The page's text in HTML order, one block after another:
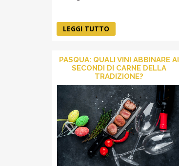
LEGGI TUTTO
PASQUA: QUALI VINI ABBINARE AI
SECONDI DI CARNE DELLA
TRADIZIONE?